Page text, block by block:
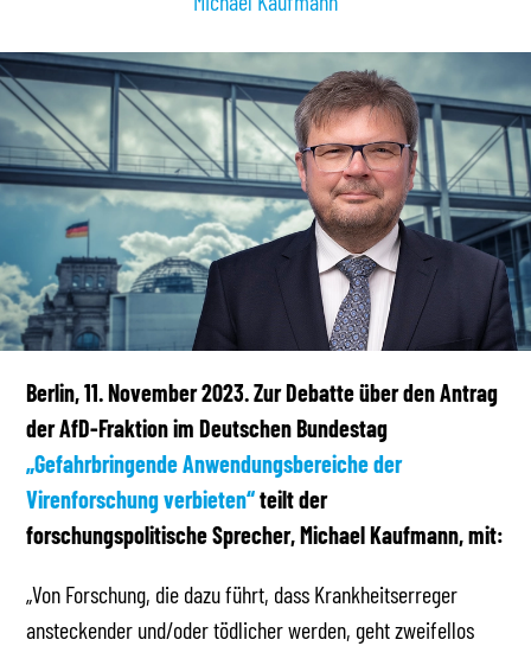
PRESSE
STELLENPORTAL
MEDIATHEK
Berlin, 11.November 2023. Zur Debatte über den Antrag
der AfD-Fraktion im Deutschen Bundestag
„Gefahrbringende Anwendungsbereiche der
Virenforschung verbieten“teilt der
forschungspolitische Sprecher, Michael Kaufmann, mit:
„Von Forschung, die dazu führt, dass Krankheitserreger
ansteckender und/oder tödlicher werden, geht zweifellos